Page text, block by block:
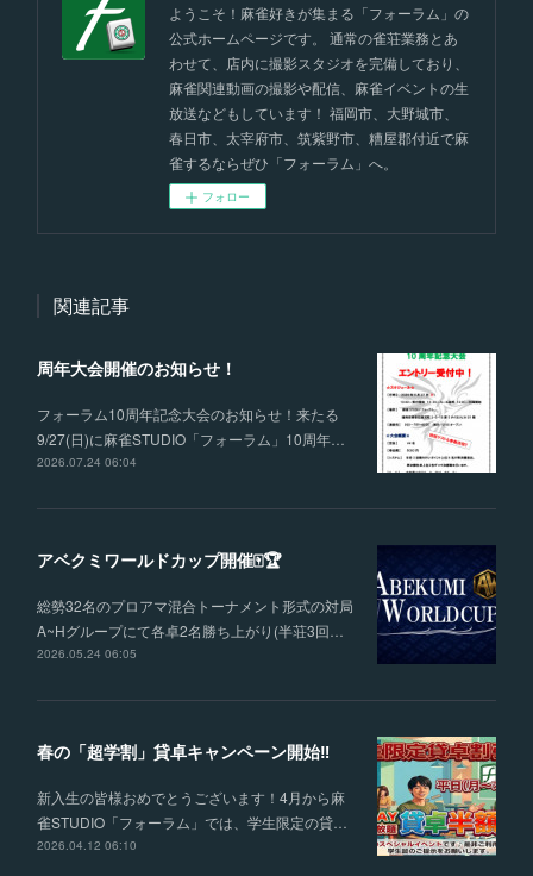
ようこそ！麻雀好きが集まる「フォーラム」の
公式ホームページです。 通常の雀荘業務とあ
わせて、店内に撮影スタジオを完備しており、
麻雀関連動画の撮影や配信、麻雀イベントの生
放送などもしています！ 福岡市、大野城市、
春日市、太宰府市、筑紫野市、糟屋郡付近で麻
雀するならぜひ「フォーラム」へ。
フォロー
関連記事
周年大会開催のお知らせ！
フォーラム10周年記念大会のお知らせ！来たる
9/27(日)に麻雀STUDIO「フォーラム」10周年…
2026.07.24 06:04
アベクミワールドカップ開催🀄🏆
総勢32名のプロアマ混合トーナメント形式の対局
A~Hグループにて各卓2名勝ち上がり(半荘3回…
2026.05.24 06:05
春の「超学割」貸卓キャンペーン開始‼
新入生の皆様おめでとうございます！4月から麻
雀STUDIO「フォーラム」では、学生限定の貸…
2026.04.12 06:10